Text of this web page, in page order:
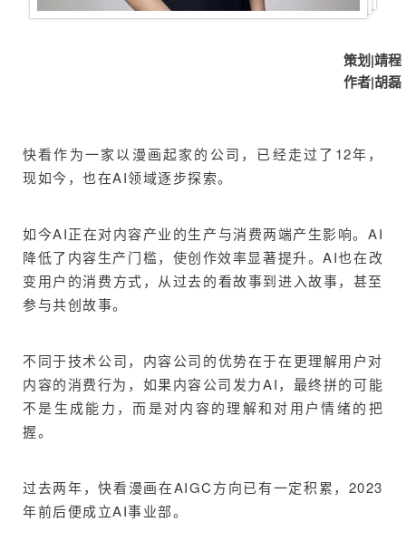
策划|靖程
作者|胡磊
快看作为一家以漫画起家的公司，已经走过了12年，
现如今，也在AI领域逐步探索。
如今AI正在对内容产业的生产与消费两端产生影响。AI
降低了内容生产门槛，使创作效率显著提升。AI也在改
变用户的消费方式，从过去的看故事到进入故事，甚至
参与共创故事。
不同于技术公司，内容公司的优势在于在更理解用户对
内容的消费行为，如果内容公司发力AI，最终拼的可能
不是生成能力，而是对内容的理解和对用户情绪的把
握。
过去两年，快看漫画在AIGC方向已有一定积累，2023
年前后便成立AI事业部。